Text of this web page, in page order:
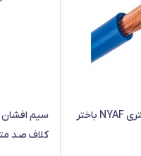
سیم افشان 1 در 4 متری NYAF باختر
کلاف صد